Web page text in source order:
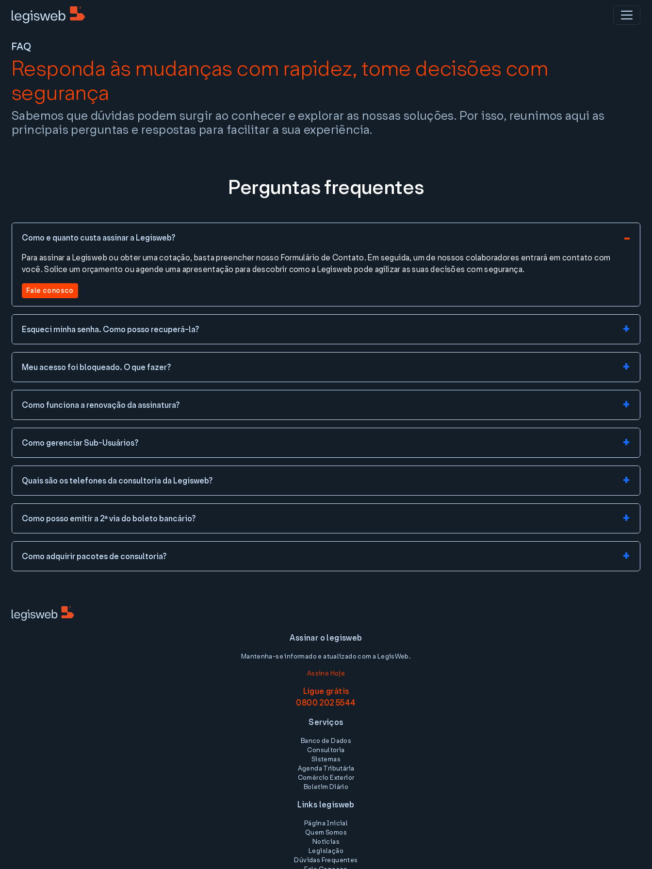
FAQ
Responda às mudanças com rapidez, tome decisões com
segurança
Sabemos que dúvidas podem surgir ao conhecer e explorar as nossas soluções. Por isso, reunimos aqui as
principais perguntas e respostas para facilitar a sua experiência.
Perguntas frequentes
Como e quanto custa assinar a Legisweb?
Para assinar a Legisweb ou obter uma cotação, basta preencher nosso Formulário de Contato. Em seguida, um de nossos colaboradores entrará em contato com
você. Solice um orçamento ou agende uma apresentação para descobrir como a Legisweb pode agilizar as suas decisões com segurança.
Fale conosco
Esqueci minha senha. Como posso recuperá-la?
Meu acesso foi bloqueado. O que fazer?
Como funciona a renovação da assinatura?
Como gerenciar Sub-Usuários?
Quais são os telefones da consultoria da Legisweb?
Como posso emitir a 2ª via do boleto bancário?
Como adquirir pacotes de consultoria?
Assinar o legisweb
Mantenha-se informado e atualizado com a LegisWeb.
Assine Hoje
Ligue grátis
0800 202 5544
Serviços
Banco de Dados
Consultoria
Sistemas
Agenda Tributária
Comércio Exterior
Boletim Diário
Links legisweb
Página Inicial
Quem Somos
Notícias
Legislação
Dúvidas Frequentes